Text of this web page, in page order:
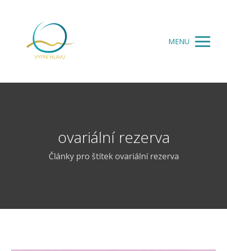
MENU
ovariální rezerva
Články pro štítek ovariální rezerva